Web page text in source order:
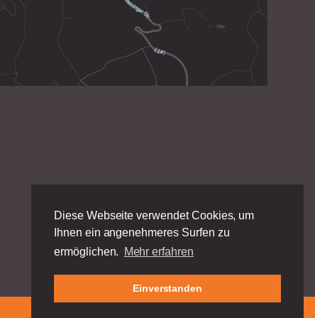
Diese Webseite verwendet Cookies, um
Ihnen ein angenehmeres Surfen zu
ermöglichen.
Mehr erfahren
Einverstanden